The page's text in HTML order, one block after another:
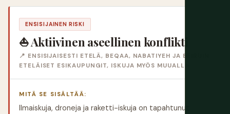
ENSISIJAINEN RISKI
⛵ Aktiivinen aseellinen konflikti
📍 ENSISIJAISESTI ETELÄ, BEQAA, NABATIYEH JA BEIRUIN
ETELÄISET ESIKAUPUNGIT, ISKUJA MYÖS MUUALLA
MITÄ SE SISÄLTÄÄ:
Ilmaiskuja, droneja ja raketti-iskuja on tapahtunut